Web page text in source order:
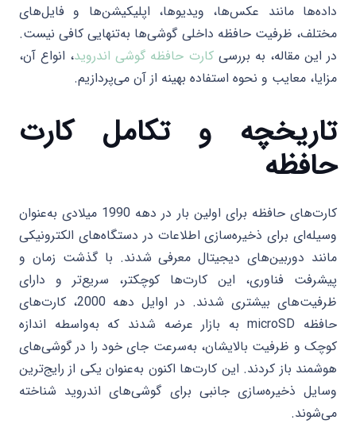
داده‌ها مانند عکس‌ها، ویدیوها، اپلیکیشن‌ها و فایل‌های
مختلف، ظرفیت حافظه داخلی گوشی‌ها به‌تنهایی کافی نیست.
در این مقاله، به بررسیکارت حافظه گوشی اندروید، انواع آن،
مزایا، معایب و نحوه استفاده بهینه از آن می‌پردازیم.
تاریخچه و تکامل کارت
حافظه
کارت‌های حافظه برای اولین بار در دهه 1990 میلادی به‌عنوان
وسیله‌ای برای ذخیره‌سازی اطلاعات در دستگاه‌های الکترونیکی
مانند دوربین‌های دیجیتال معرفی شدند. با گذشت زمان و
پیشرفت فناوری، این کارت‌ها کوچکتر، سریع‌تر و دارای
ظرفیت‌های بیشتری شدند. در اوایل دهه 2000، کارت‌های
حافظه microSD به بازار عرضه شدند که به‌واسطه اندازه
کوچک و ظرفیت بالایشان، به‌سرعت جای خود را در گوشی‌های
هوشمند باز کردند. این کارت‌ها اکنون به‌عنوان یکی از رایج‌ترین
وسایل ذخیره‌سازی جانبی برای گوشی‌های اندروید شناخته
می‌شوند.